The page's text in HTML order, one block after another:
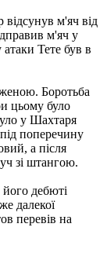
м'яч від
м'яч у
Тете був в
Боротьба
цьому було
у Шахтаря
поперечину
а після
зі штангою.
дебюті
далекої
перевів на